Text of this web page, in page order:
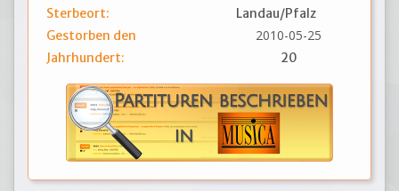
Sterbeort:
Landau/Pfalz
Gestorben den
2010-05-25
Jahrhundert: 20